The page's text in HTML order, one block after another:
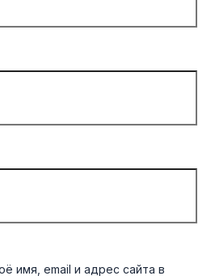
имя, email и адрес сайта в